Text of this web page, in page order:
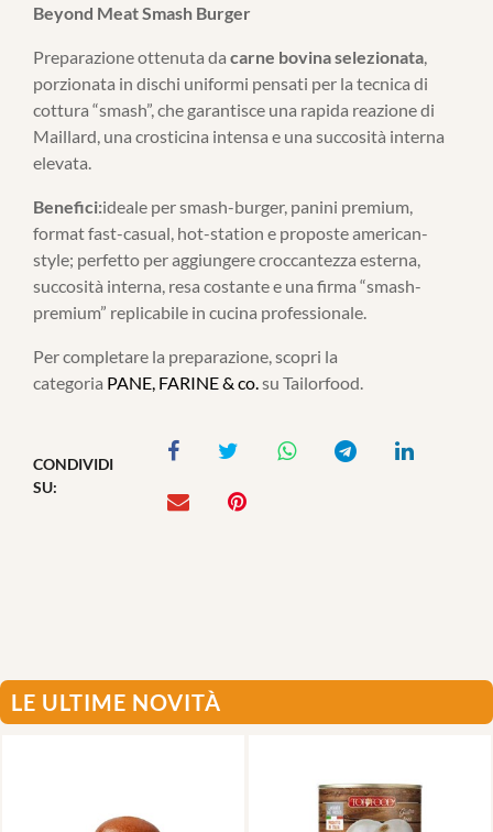
Beyond Meat Smash Burger
Preparazione ottenuta da carne bovina selezionata,
porzionata in dischi uniformi pensati per la tecnica di
cottura “smash”, che garantisce una rapida reazione di
Maillard, una crosticina intensa e una succosità interna
elevata.
Benefici:ideale per smash-burger, panini premium,
format fast-casual, hot-station e proposte american-
style; perfetto per aggiungere croccantezza esterna,
succosità interna, resa costante e una firma “smash-
premium” replicabile in cucina professionale.
Per completare la preparazione, scopri la
categoria PANE, FARINE & co.su Tailorfood.
CONDIVIDI
SU:
LE ULTIME NOVITÀ